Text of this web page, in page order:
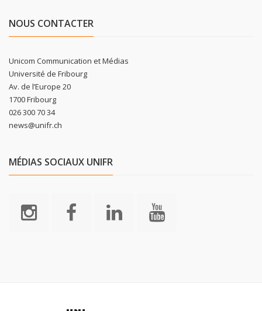
NOUS CONTACTER
Unicom Communication et Médias
Université de Fribourg
Av. de l’Europe 20
1700 Fribourg
026 300 70 34
news@unifr.ch
MÉDIAS SOCIAUX UNIFR